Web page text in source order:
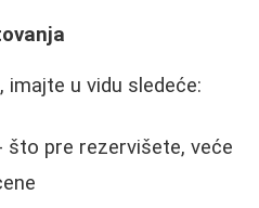
imajte u vidu sledeće:
što pre rezervišete, veće